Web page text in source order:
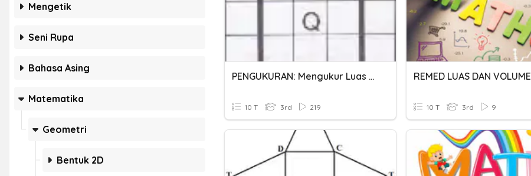
Mengetik
Seni Rupa
Bahasa Asing
Matematika
Geometri
Bentuk 2D
PENGUKURAN: Mengukur Luas Permukaan Sekata -Tahun 3
10 T 3rd 219
REMED LUAS DAN VOLUME
10 T 3rd 9